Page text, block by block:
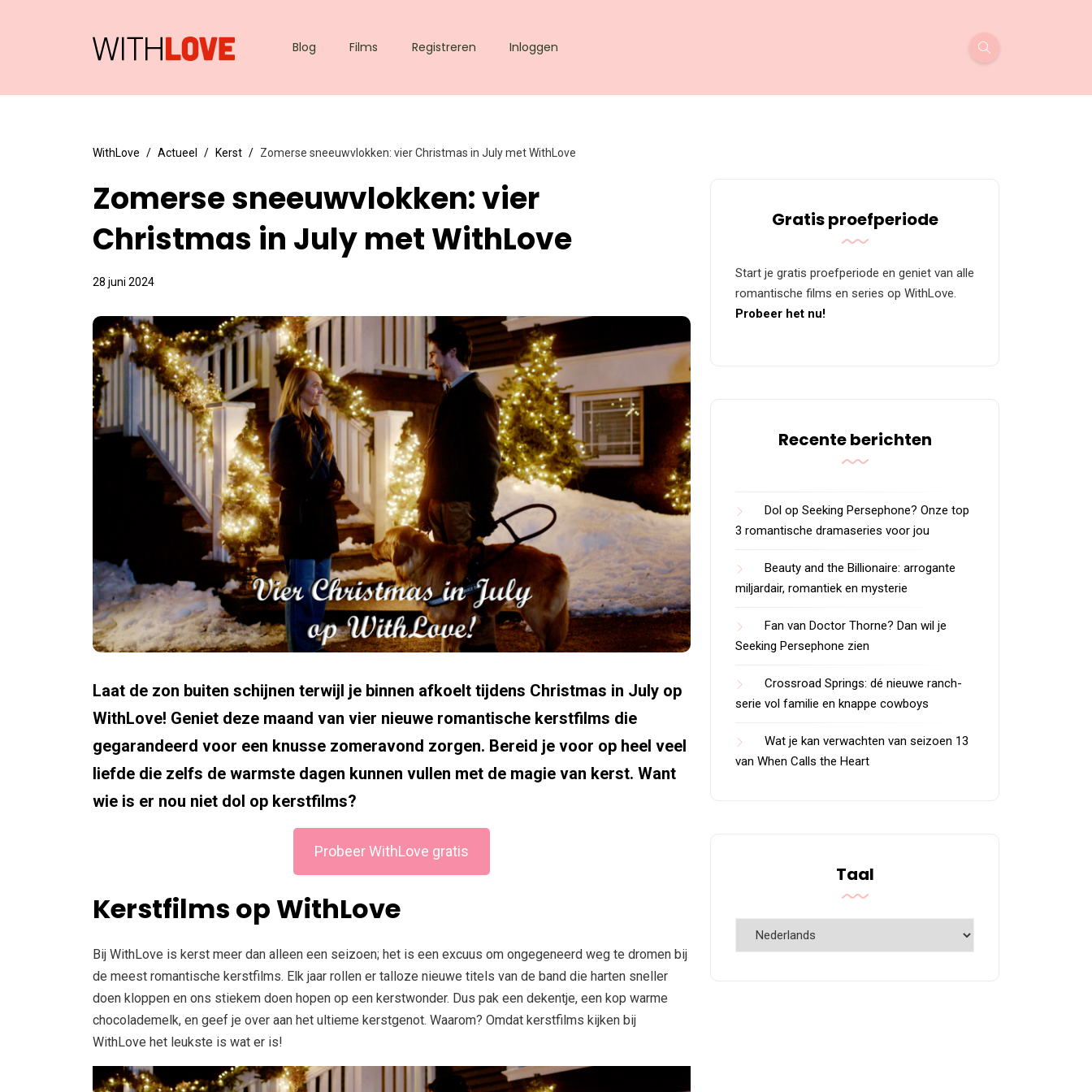
Blog Films Registreren Inloggen
WithLove Actueel Kerst Zomerse sneeuwvlokken: vier Christmas in July met WithLove
Zomerse sneeuwvlokken: vier
Christmas in July met WithLove
28 juni 2024
Laat de zon buiten schijnen terwijl je binnen afkoelt tijdens Christmas in July op
WithLove! Geniet deze maand van vier nieuwe romantische kerstfilms die
gegarandeerd voor een knusse zomeravond zorgen. Bereid je voor op heel veel
liefde die zelfs de warmste dagen kunnen vullen met de magie van kerst. Want
wie is er nou niet dol op kerstfilms?
Probeer WithLove gratis
Kerstfilms op WithLove
Bij WithLove is kerst meer dan alleen een seizoen; het is een excuus om ongegeneerd weg te dromen bij
de meest romantische kerstfilms. Elk jaar rollen er talloze nieuwe titels van de band die harten sneller
doen kloppen en ons stiekem doen hopen op een kerstwonder. Dus pak een dekentje, een kop warme
chocolademelk, en geef je over aan het ultieme kerstgenot. Waarom? Omdat kerstfilms kijken bij
WithLove het leukste is wat er is!
Gratis proefperiode
Start je gratis proefperiode en geniet van alle
romantische films en series op WithLove.
Probeer het nu!
Recente berichten
Dol op Seeking Persephone? Onze top
3 romantische dramaseries voor jou
Beauty and the Billionaire: arrogante
miljardair, romantiek en mysterie
Fan van Doctor Thorne? Dan wil je
Seeking Persephone zien
Crossroad Springs: dé nieuwe ranch-
serie vol familie en knappe cowboys
Wat je kan verwachten van seizoen 13
van When Calls the Heart
Taal
Taal